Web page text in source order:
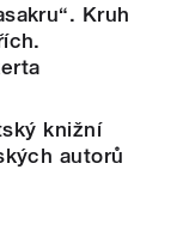
Kruh
knižní
autorů